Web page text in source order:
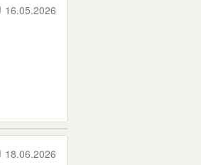
16.05.2026
18.06.2026